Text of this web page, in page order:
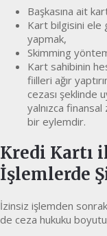
Başkasına ait
Kart bilgisini ele
yapmak,
Skimming
Kart sahibinin
fiilleri ağır
cezası şeklinde
yalnızca
bir eylemdir.
Kredi Kartı
İşlemlerde
İzinsiz işlemden
de ceza hukuku